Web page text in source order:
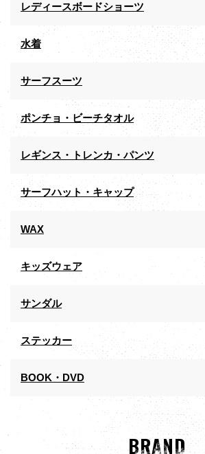
レディースボードショーツ
水着
サーフスーツ
ポンチョ・ビーチタオル
レギンス・トレンカ・パンツ
サーフハット・キャップ
WAX
キッズウェア
サンダル
ステッカー
BOOK・DVD
BRAND